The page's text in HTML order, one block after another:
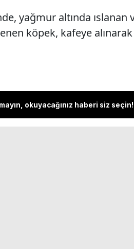
yağmur altında
köpek, kafeye alınarak
okuyacağınız haberi siz